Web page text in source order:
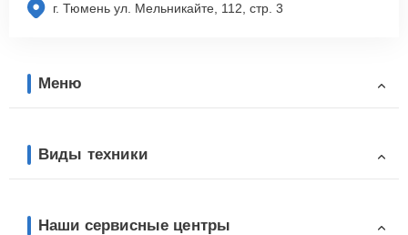
г. Тюмень ул. Мельникайте, 112, стр. 3
Меню
Виды техники
Наши сервисные центры